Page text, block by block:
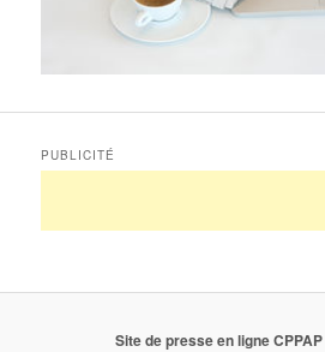
PUBLICITÉ
Site de presse en ligne